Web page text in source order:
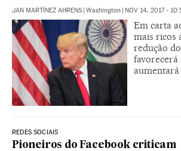
JAN MARTÍNEZ AHRENS | Washington | NOV 14, 2017 -
Em carta
mais ricos
redução
favorecerá
REDES SOCIAIS
Pioneiros do Facebook criticam